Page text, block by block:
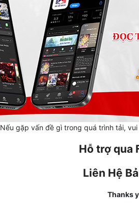
Nếu gặp vấn đề gì trong quá trình tải,
Hỗ trợ qua
Liên Hệ
Thanks